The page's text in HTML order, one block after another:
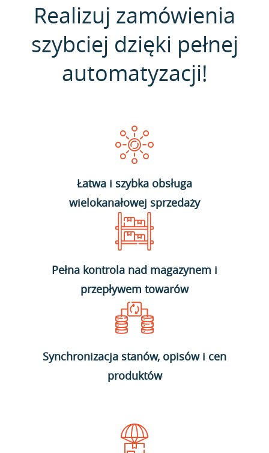
Realizuj zamówienia
szybciej dzięki pełnej
automatyzacji!
Łatwa i szybka obsługa
wielokanałowej sprzedaży
Pełna kontrola nad magazynem i
przepływem towarów
Synchronizacja stanów, opisów i cen
produktów